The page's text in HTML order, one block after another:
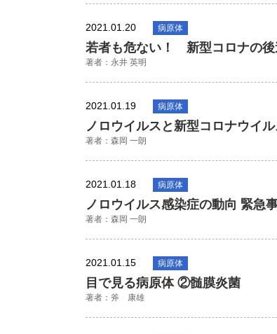
2021.01.20 病原体
若者も危ない！ 新型コロナの
著者：永井 英明
2021.01.19 病原体
ノロウイルスと新型コロナウイ
著者：森岡 一朗
2021.01.18 病原体
ノロウイルス感染症の動向 緊急
著者：森岡 一朗
2021.01.15 病原体
目で見る病原体 ②髄膜炎菌
著者：斧 康雄